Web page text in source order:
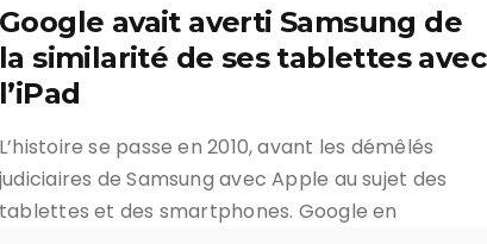
avait averti Samsung de
similarité de ses tablettes avec
se passe en 2010, avant les démêlés
de Samsung avec Apple au sujet des
et des smartphones. Google en